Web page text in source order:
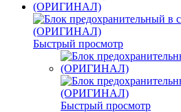
Быстрый просмотр
Быстрый просмотр